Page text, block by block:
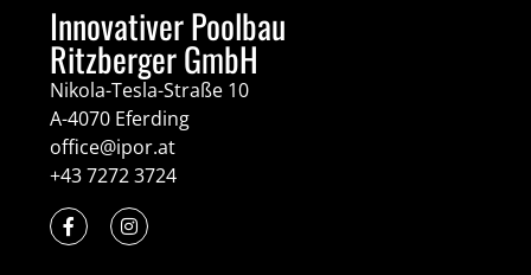
Innovativer Poolbau
Ritzberger GmbH
Nikola-Tesla-Straße 10
A-4070 Eferding
office@ipor.at
+43 7272 3724